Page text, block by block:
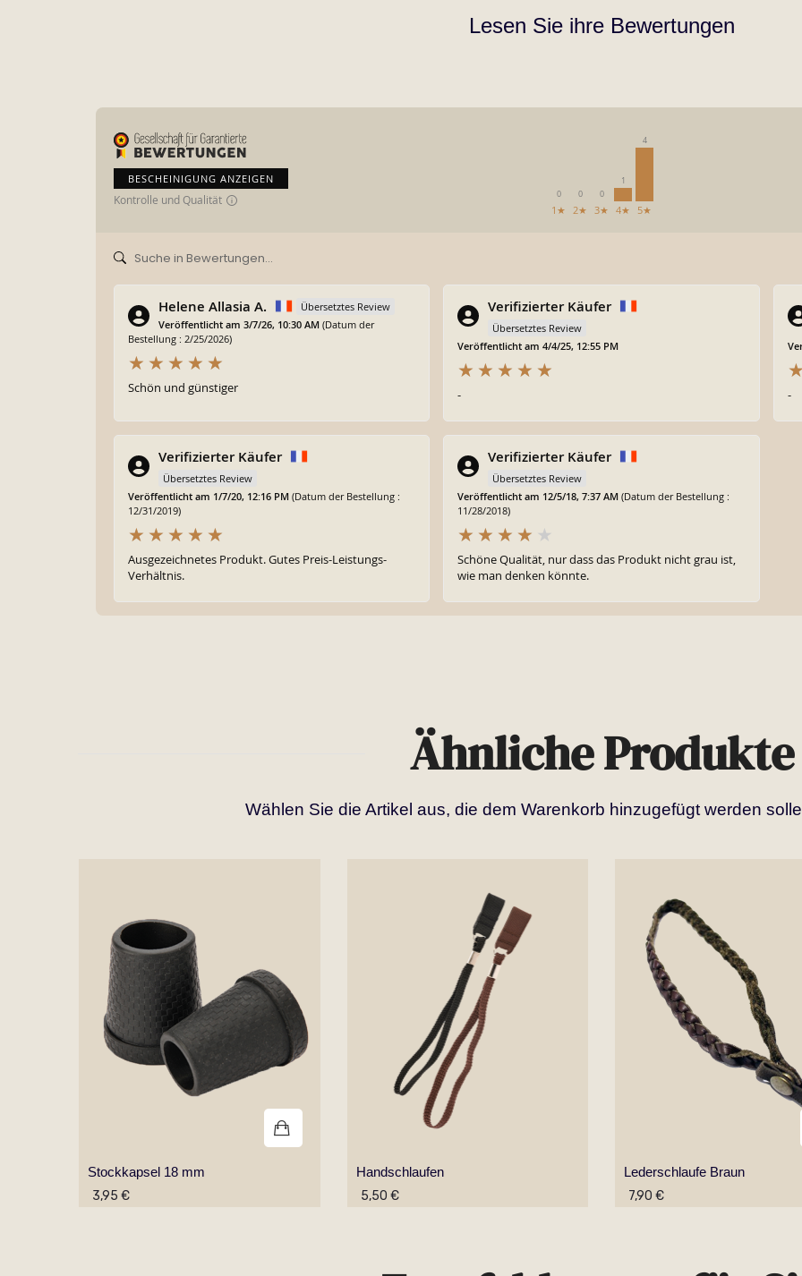
Lesen Sie ihre Bewertungen
BESCHEINIGUNG ANZEIGEN
Kontrolle und Qualität 0
1★
0
2★
0
3★
1
4★
4
5★
Helene Allasia A.
Übersetztes Review
Veröffentlicht am 3/7/26, 10:30 AM (Datum der
Bestellung : 2/25/2026)
Schön und günstiger
Verifizierter Käufer
Übersetztes Review
Veröffentlicht am 4/4/25, 12:55 PM
- -
Verifizierter Käufer
Übersetztes Review
Veröffentlicht am 1/7/20, 12:16 PM (Datum der Bestellung :
12/31/2019)
Ausgezeichnetes Produkt. Gutes Preis-Leistungs-
Verhältnis.
Verifizierter Käufer
Übersetztes Review
Veröffentlicht am 12/5/18, 7:37 AM (Datum der Bestellung :
11/28/2018)
Schöne Qualität, nur dass das Produkt nicht grau ist,
wie man denken könnte.
Ähnliche Produkte
Wählen Sie die Artikel aus, die dem Warenkorb hinzugefügt werden
Stockkapsel 18 mm
3,95 €
Handschlaufen
5,50 €
Lederschlaufe Braun
7,90 €